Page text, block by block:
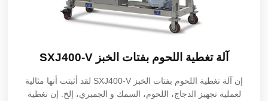
آلة تغطية اللحوم بفتات الخبز SXJ400-V
إن آلة تغطية اللحوم بفتات الخبز SXJ400-V لقد أثبتت أنها مثالية
لعملية تجهيز الدجاج، اللحوم، السمك و الجمبري، إلخ. إن تغطية